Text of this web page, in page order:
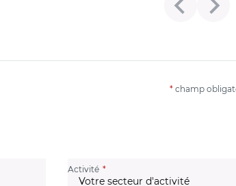
* champ
Activité (champ obligatoire)